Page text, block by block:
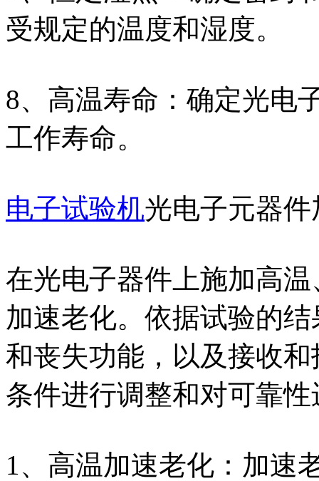
受规定的温度和湿度。
8、高温寿命：确定光电
工作寿命。
电子试验机光电子元器
在光电子器件上施加高
加速老化。依据试验的
和丧失功能，以及接收
条件进行调整和对可靠
1、高温加速老化：加速